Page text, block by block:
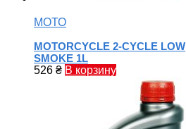
МОТО
MOTORCYCLE 2-CYCLE LOW
SMOKE 1L
526 ₴ В корзину